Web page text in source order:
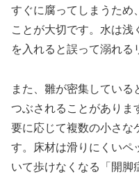
すぐに腐ってしまうため
ことが大切です。水は浅
を入れると誤って溺れる
また、雛が密集している
つぶされることがありま
要に応じて複数の小さな
す。床材は滑りにくいペ
いて歩けなくなる「開脚